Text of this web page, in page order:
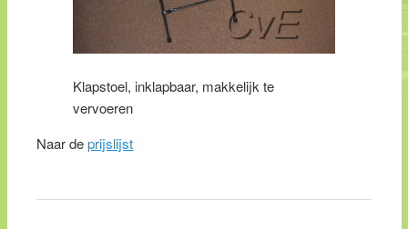
Klapstoel, inklapbaar, makkelijk te
vervoeren
Naar deprijslijst